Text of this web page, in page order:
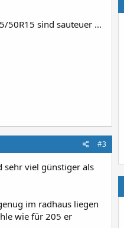
50R15 sind sauteuer ...
#3
sehr viel günstiger als
im radhaus liegen
wie für 205 er